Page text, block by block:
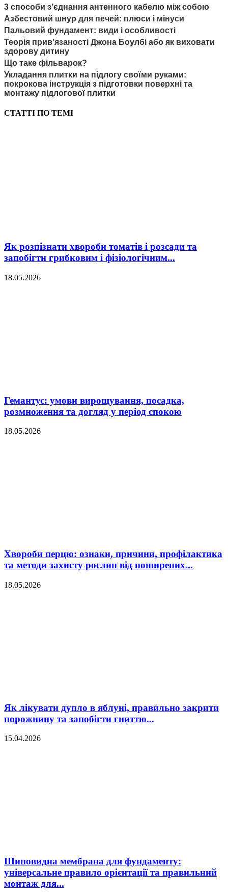
3 способи з’єднання антенного кабелю між собою
Азбестовий шнур для печей: плюси і мінуси
Пальовий фундамент: види і особливості
Теорія прив’язаності Джона Боулбі або як виховати
здорову дитину
Що таке фільварок?
Укладання плитки на підлогу своїми руками:
покрокова інструкція з підготовки поверхні та
монтажу підлогової плитки
СТАТТІ ПО ТЕМІ
Як розпізнати хвороби томатів і розсади та
запобігти грибковим і фізіологічним...
18.05.2026
Гемантус: умови вирощування, посадка,
розмноження та догляд у період спокою
18.05.2026
Хвороби перцю: ознаки, причини, профілактика
та методи захисту рослин від поширених...
18.05.2026
Як лікувати дупло в яблуні, правильно закрити
порожнину та запобігти гниттю...
15.04.2026
Шиповидна мембрана для фундаменту:
універсальне правило орієнтації та правильний
монтаж для...